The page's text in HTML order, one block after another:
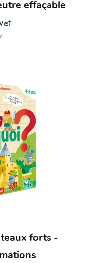
effaçable
forts -